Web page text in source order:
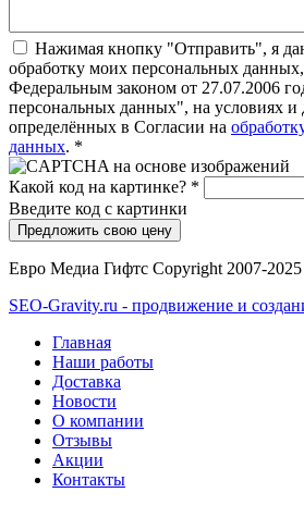
Нажимая кнопку "Отправить", я
обработку моих персональных данных,
Федеральным законом от 27.07.2006
персональных данных", на условиях и
определённых в Согласии на
данных. *
Какой код на картинке? *
Введите код с картинки
Евро Медиа Гифтс Copyright 2007-2025
SEO-Gravity.ru - продвижение и
Главная
Наши работы
Доставка
Новости
О компании
Отзывы
Акции
Контакты